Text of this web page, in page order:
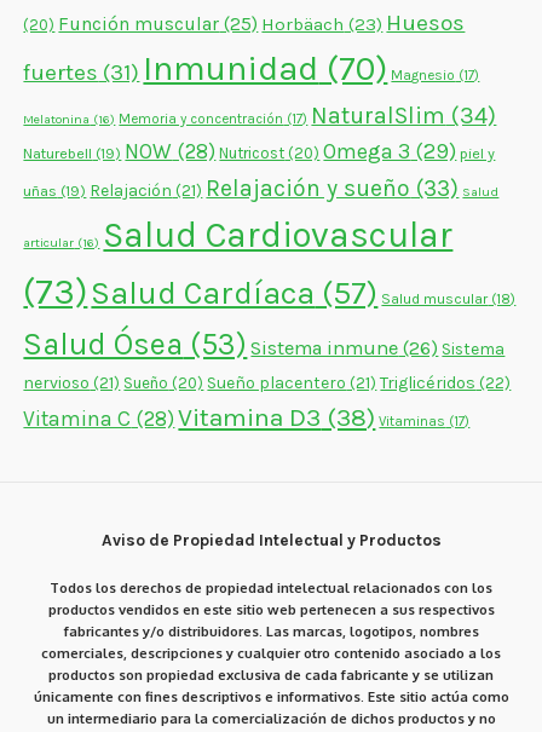
(20) Función muscular (25) Horbäach (23) Huesos
fuertes (31) Inmunidad (70) Magnesio (17)
Melatonina (16) Memoria y concentración (17) NaturalSlim (34)
Naturebell (19) NOW (28) Nutricost (20) Omega 3 (29) piel y
uñas (19) Relajación (21) Relajación y sueño (33) Salud
articular (16) Salud Cardiovascular
(73)Salud Cardíaca (57) Salud muscular(18)
Salud Ósea (53) Sistema inmune (26) Sistema
nervioso (21) Sueño (20) Sueño placentero (21) Triglicéridos (22)
Vitamina C (28) Vitamina D3 (38) Vitaminas (17)
Aviso de Propiedad Intelectual y Productos
Todos los derechos de propiedad intelectual relacionados con los
productos vendidos en este sitio web pertenecen a sus respectivos
fabricantes y/o distribuidores. Las marcas, logotipos, nombres
comerciales, descripciones y cualquier otro contenido asociado a los
productos son propiedad exclusiva de cada fabricante y se utilizan
únicamente con fines descriptivos e informativos. Este sitio actúa como
un intermediario para la comercialización de dichos productos y no